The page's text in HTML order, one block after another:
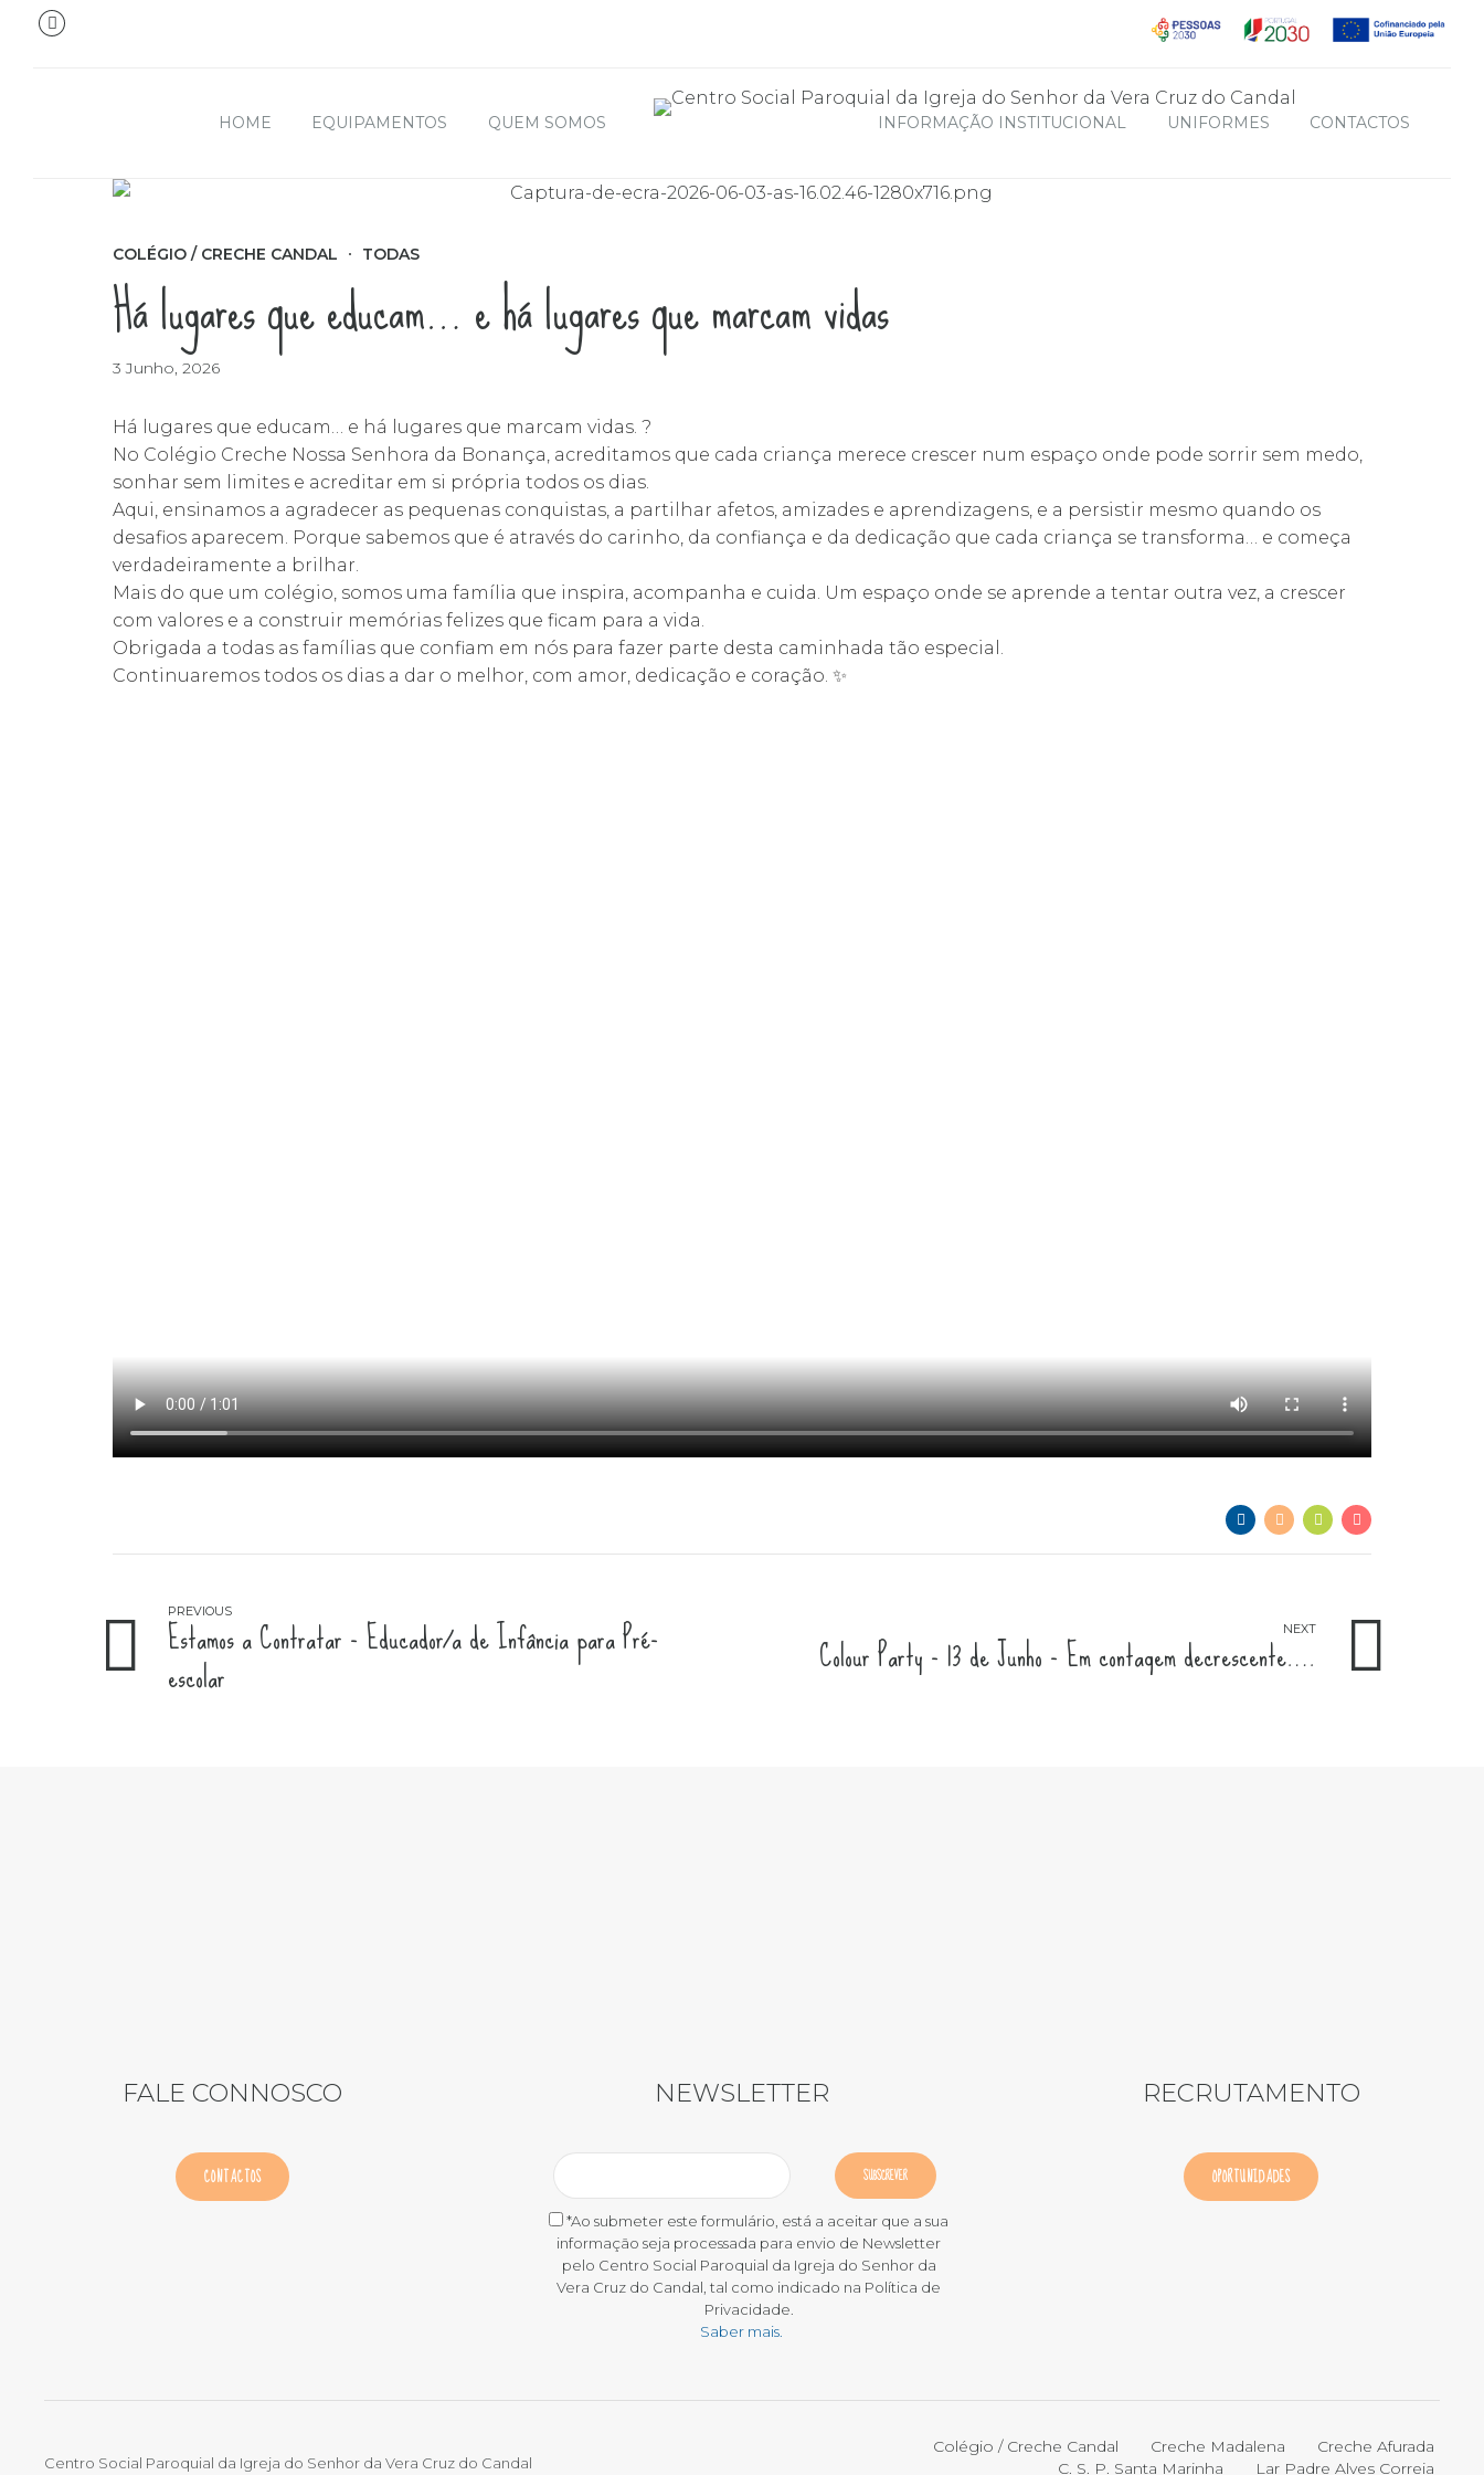
HOME EQUIPAMENTOS QUEM SOMOS INFORMAÇÃO INSTITUCIONAL UNIFORMES CONTACTOS
COLÉGIO / CRECHE CANDAL TODAS
Há lugares que educam… e há lugares que marcam vidas
3 Junho, 2026
Há lugares que educam… e há lugares que marcam vidas. ?
No Colégio Creche Nossa Senhora da Bonança, acreditamos que cada criança merece crescer num espaço onde pode sorrir sem medo,
sonhar sem limites e acreditar em si própria todos os dias.
Aqui, ensinamos a agradecer as pequenas conquistas, a partilhar afetos, amizades e aprendizagens, e a persistir mesmo quando os
desafios aparecem. Porque sabemos que é através do carinho, da confiança e da dedicação que cada criança se transforma… e começa
verdadeiramente a brilhar.
Mais do que um colégio, somos uma família que inspira, acompanha e cuida. Um espaço onde se aprende a tentar outra vez, a crescer
com valores e a construir memórias felizes que ficam para a vida.
Obrigada a todas as famílias que confiam em nós para fazer parte desta caminhada tão especial.
Continuaremos todos os dias a dar o melhor, com amor, dedicação e coração. ✨
PREVIOUS
Estamos a Contratar - Educador/a de Infância para Pré-
escolar
NEXT
Colour Party - 13 de Junho - Em contagem decrescente….
FALE CONNOSCO
CONTACTOS
NEWSLETTER
*Ao submeter este formulário, está a aceitar que a sua
informação seja processada para envio de Newsletter
pelo Centro Social Paroquial da Igreja do Senhor da
Vera Cruz do Candal, tal como indicado na Política de
Privacidade.
Saber mais.
RECRUTAMENTO
OPORTUNIDADES
Centro Social Paroquial da Igreja do Senhor da Vera Cruz do Candal
Colégio / Creche Candal Creche Madalena
Creche Afurada
C. S. P. Santa Marinha
Lar Padre Alves Correia